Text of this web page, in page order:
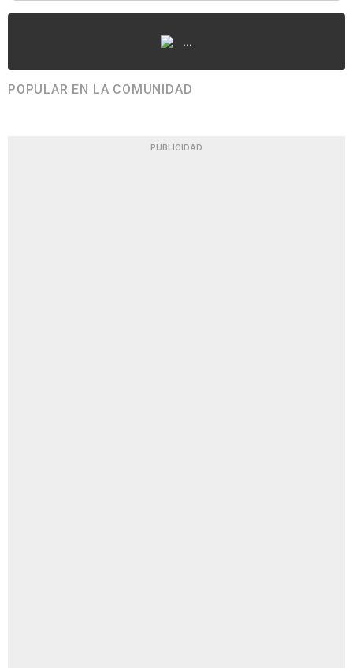
...
POPULAR EN LA COMUNIDAD
PUBLICIDAD